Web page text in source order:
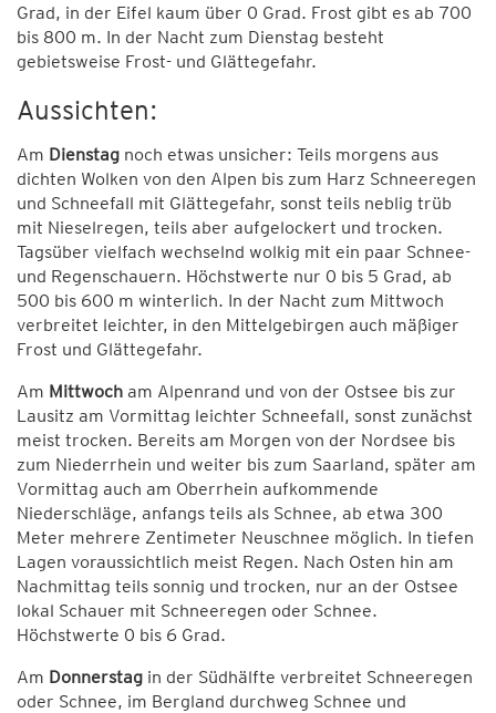
Grad, in der Eifel kaum über 0 Grad. Frost gibt es ab 700
bis 800 m. In der Nacht zum Dienstag besteht
gebietsweise Frost- und Glättegefahr.
Aussichten:
Am Dienstag noch etwas unsicher: Teils morgens aus
dichten Wolken von den Alpen bis zum Harz Schneeregen
und Schneefall mit Glättegefahr, sonst teils neblig trüb
mit Nieselregen, teils aber aufgelockert und trocken.
Tagsüber vielfach wechselnd wolkig mit ein paar Schnee-
und Regenschauern. Höchstwerte nur 0 bis 5 Grad, ab
500 bis 600 m winterlich. In der Nacht zum Mittwoch
verbreitet leichter, in den Mittelgebirgen auch mäßiger
Frost und Glättegefahr.
Am Mittwoch am Alpenrand und von der Ostsee bis zur
Lausitz am Vormittag leichter Schneefall, sonst zunächst
meist trocken. Bereits am Morgen von der Nordsee bis
zum Niederrhein und weiter bis zum Saarland, später am
Vormittag auch am Oberrhein aufkommende
Niederschläge, anfangs teils als Schnee, ab etwa 300
Meter mehrere Zentimeter Neuschnee möglich. In tiefen
Lagen voraussichtlich meist Regen. Nach Osten hin am
Nachmittag teils sonnig und trocken, nur an der Ostsee
lokal Schauer mit Schneeregen oder Schnee.
Höchstwerte 0 bis 6 Grad.
Am Donnerstag in der Südhälfte verbreitet Schneeregen
oder Schnee, im Bergland durchweg Schnee und